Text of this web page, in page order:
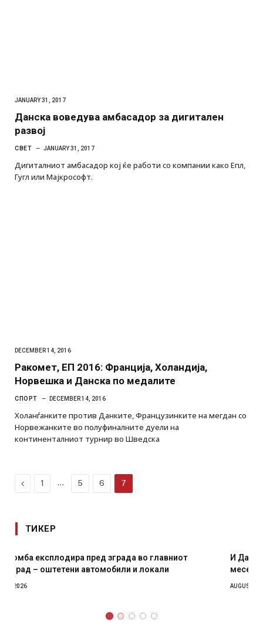
JANUARY 31, 2017
Данска воведува амбасадор за дигитален
развој
СВЕТ JANUARY 31, 2017
Дигиталниот амбасадор кој ќе работи со компании како Епл,
Гугл или Мајкрософт.
DECEMBER 14, 2016
Ракомет, ЕП 2016: Франција, Холандија,
Норвешка и Данска по медалите
СПОРТ DECEMBER 14, 2016
Холанѓанките против Данките, Французинките на мегдан со
Норвежанките во полуфиналните дуели на
континенталниот турнир во Шведска
Previous
1 … 5 6 7
ТИКЕР
И Данска се милитарилизира – воведува нова 11-
месечна воена
AUGUST 4, 2026